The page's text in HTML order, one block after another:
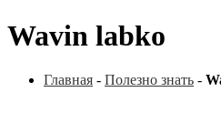
Wavin labko
Главная - Полезно знать -